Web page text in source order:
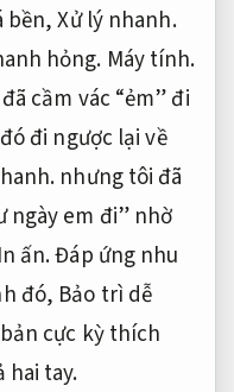
bền,Xử lý nhanh.
hỏng. Máy tính.
cầm vác “ẻm” đi
đi ngược lại về
nhưng tôi đã
ngày em đi” nhờ
In ấn.Đáp ứng nhu
đó, Bảo trì dễ
cực kỳ thích
hai tay.